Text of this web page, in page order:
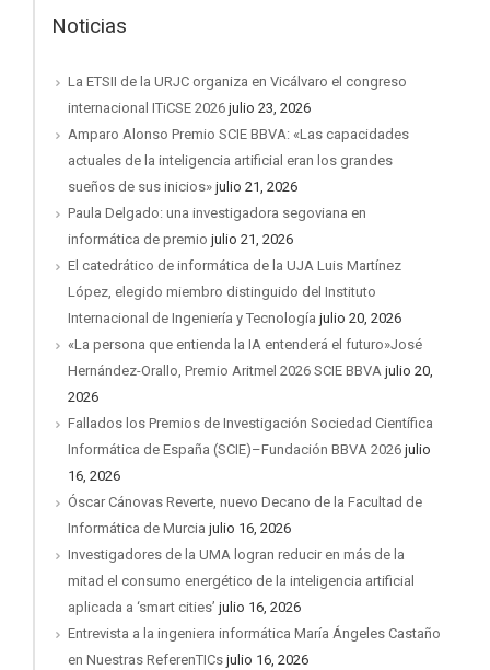
Noticias
La ETSII de la URJC organiza en Vicálvaro el congreso
internacional ITiCSE 2026 julio 23, 2026
Amparo Alonso Premio SCIE BBVA: «Las capacidades
actuales de la inteligencia artificial eran los grandes
sueños de sus inicios» julio 21, 2026
Paula Delgado: una investigadora segoviana en
informática de premio julio 21, 2026
El catedrático de informática de la UJA Luis Martínez
López, elegido miembro distinguido del Instituto
Internacional de Ingeniería y Tecnología julio 20, 2026
«La persona que entienda la IA entenderá el futuro»José
Hernández-Orallo, Premio Aritmel 2026 SCIE BBVA julio 20,
2026
Fallados los Premios de Investigación Sociedad Científica
Informática de España (SCIE)–Fundación BBVA 2026 julio
16, 2026
Óscar Cánovas Reverte, nuevo Decano de la Facultad de
Informática de Murcia julio 16, 2026
Investigadores de la UMA logran reducir en más de la
mitad el consumo energético de la inteligencia artificial
aplicada a ‘smart cities’ julio 16, 2026
Entrevista a la ingeniera informática María Ángeles Castaño
en Nuestras ReferenTICs julio 16, 2026